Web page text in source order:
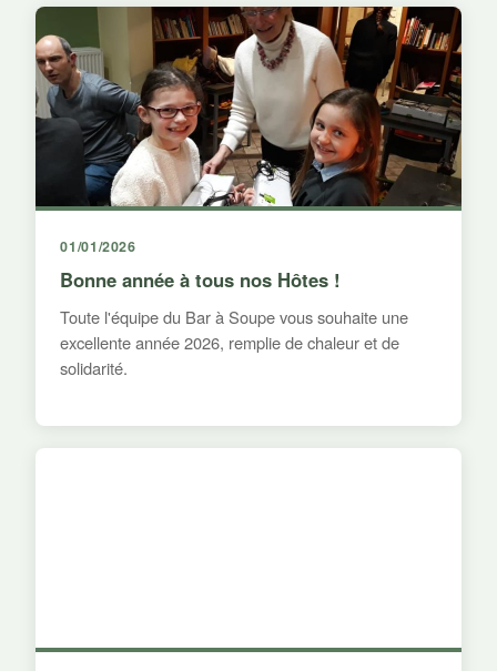
01/01/2026
Bonne année à tous nos Hôtes !
Toute l'équipe du Bar à Soupe vous souhaite une
excellente année 2026, remplie de chaleur et de
solidarité.